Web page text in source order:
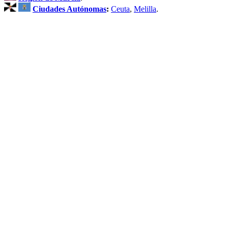
Ciudades Autónomas: Ceuta, Melilla.